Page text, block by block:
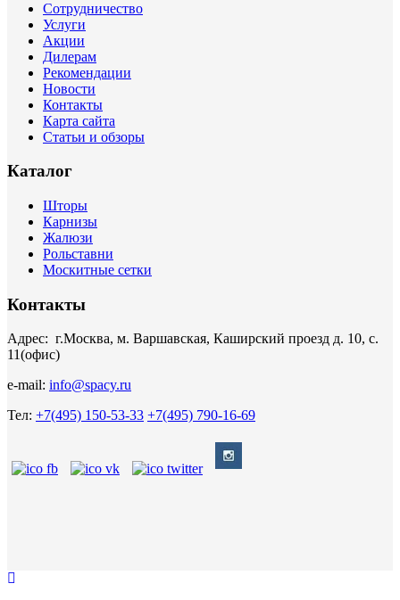
Сотрудничество
Услуги
Акции
Дилерам
Рекомендации
Новости
Контакты
Карта сайта
Статьи и обзоры
Каталог
Шторы
Карнизы
Жалюзи
Рольставни
Москитные сетки
Контакты
Адрес: г.Москва, м. Варшавская, Каширский проезд д. 10, с.
11(офис)
e-mail: info@spacy.ru
Тел: +7(495) 150-53-33 +7(495) 790-16-69